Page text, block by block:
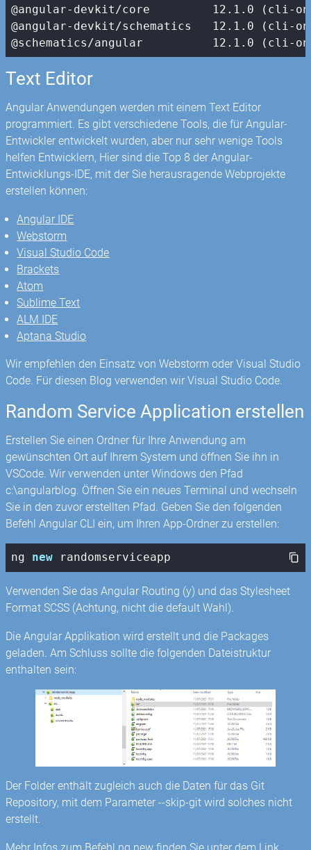
@angular-devkit/core 12.1 . 0 (cli-
@angular-devkit/schematics 12.1 . 0 (cli-
@schematics/angular 12.1 . 0 (cli-
Text Editor
Angular Anwendungen werden mit einem Text Editor
programmiert. Es gibt verschiedene Tools, die für Angular-
Entwickler entwickelt wurden, aber nur sehr wenige Tools
helfen Entwicklern, Hier sind die Top 8 der Angular-
Entwicklungs-IDE, mit der Sie herausragende Webprojekte
erstellen können:
Angular IDE
Webstorm
Visual Studio Code
Brackets
Atom
Sublime Text
ALM IDE
Aptana Studio
Wir empfehlen den Einsatz von Webstorm oder Visual Studio
Code. Für diesen Blog verwenden wir Visual Studio Code.
Random Service Application erstellen
Erstellen Sie einen Ordner für Ihre Anwendung am
gewünschten Ort auf Ihrem System und öffnen Sie ihn in
VSCode. Wir verwenden unter Windows den Pfad
c:\angularblog. Öffnen Sie ein neues Terminal und wechseln
Sie in den zuvor erstellten Pfad. Geben Sie den folgenden
Befehl Angular CLI ein, um Ihren App-Ordner zu erstellen:
ng new randomserviceapp
Verwenden Sie das Angular Routing (y) und das Stylesheet
Format SCSS (Achtung, nicht die default Wahl).
Die Angular Applikation wird erstellt und die Packages
geladen. Am Schluss sollte die folgenden Dateistruktur
enthalten sein:
Der Folder enthält zugleich auch die Daten für das Git
Repository, mit dem Parameter --skip-git wird solches nicht
erstellt.
Mehr Infos zum Befehl ng new finden Sie unter dem Link